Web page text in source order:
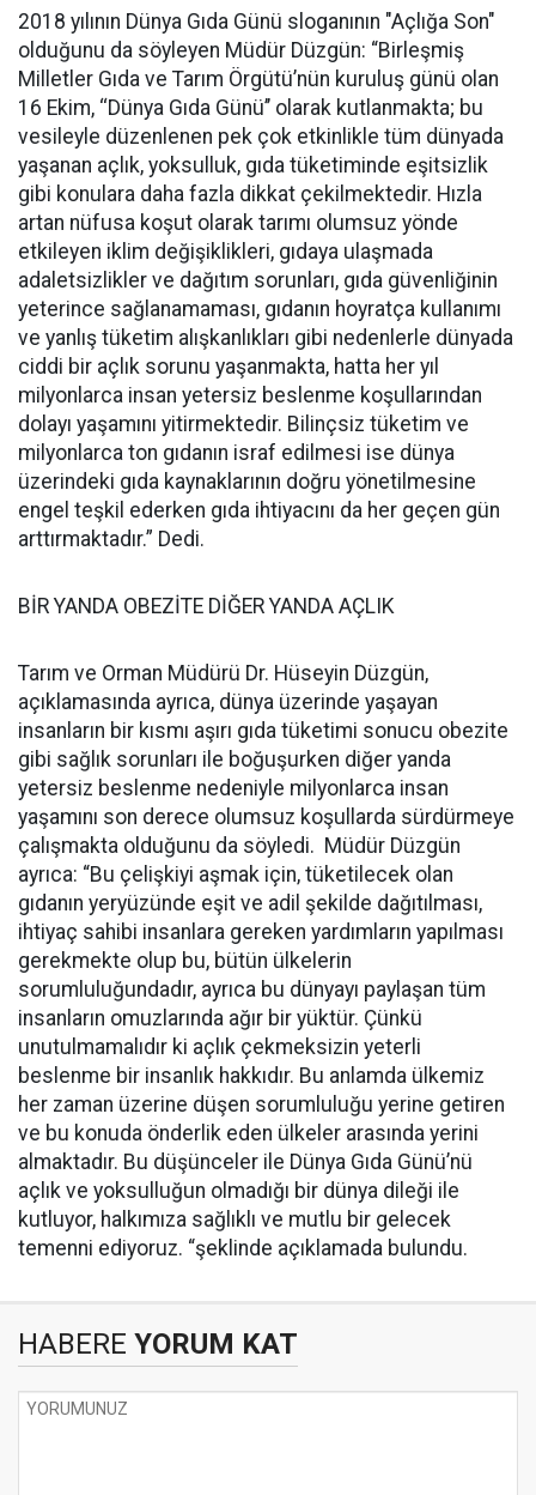
2018 yılının Dünya Gıda Günü sloganının "Açlığa Son"
olduğunu da söyleyen Müdür Düzgün: “Birleşmiş
Milletler Gıda ve Tarım Örgütü’nün kuruluş günü olan
16 Ekim, ‘‘Dünya Gıda Günü’’ olarak kutlanmakta; bu
vesileyle düzenlenen pek çok etkinlikle tüm dünyada
yaşanan açlık, yoksulluk, gıda tüketiminde eşitsizlik
gibi konulara daha fazla dikkat çekilmektedir. Hızla
artan nüfusa koşut olarak tarımı olumsuz yönde
etkileyen iklim değişiklikleri, gıdaya ulaşmada
adaletsizlikler ve dağıtım sorunları, gıda güvenliğinin
yeterince sağlanamaması, gıdanın hoyratça kullanımı
ve yanlış tüketim alışkanlıkları gibi nedenlerle dünyada
ciddi bir açlık sorunu yaşanmakta, hatta her yıl
milyonlarca insan yetersiz beslenme koşullarından
dolayı yaşamını yitirmektedir. Bilinçsiz tüketim ve
milyonlarca ton gıdanın israf edilmesi ise dünya
üzerindeki gıda kaynaklarının doğru yönetilmesine
engel teşkil ederken gıda ihtiyacını da her geçen gün
arttırmaktadır.” Dedi.
BİR YANDA OBEZİTE DİĞER YANDA AÇLIK
Tarım ve Orman Müdürü Dr. Hüseyin Düzgün,
açıklamasında ayrıca, dünya üzerinde yaşayan
insanların bir kısmı aşırı gıda tüketimi sonucu obezite
gibi sağlık sorunları ile boğuşurken diğer yanda
yetersiz beslenme nedeniyle milyonlarca insan
yaşamını son derece olumsuz koşullarda sürdürmeye
çalışmakta olduğunu da söyledi. Müdür Düzgün
ayrıca: “Bu çelişkiyi aşmak için, tüketilecek olan
gıdanın yeryüzünde eşit ve adil şekilde dağıtılması,
ihtiyaç sahibi insanlara gereken yardımların yapılması
gerekmekte olup bu, bütün ülkelerin
sorumluluğundadır, ayrıca bu dünyayı paylaşan tüm
insanların omuzlarında ağır bir yüktür. Çünkü
unutulmamalıdır ki açlık çekmeksizin yeterli
beslenme bir insanlık hakkıdır. Bu anlamda ülkemiz
her zaman üzerine düşen sorumluluğu yerine getiren
ve bu konuda önderlik eden ülkeler arasında yerini
almaktadır. Bu düşünceler ile Dünya Gıda Günü’nü
açlık ve yoksulluğun olmadığı bir dünya dileği ile
kutluyor, halkımıza sağlıklı ve mutlu bir gelecek
temenni ediyoruz. “şeklinde açıklamada bulundu.
HABERE YORUM KAT